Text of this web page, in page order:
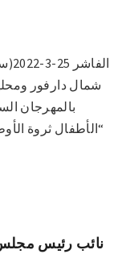
شمال دارفور
بالمهرجان
“الأطفال ثروة
نائب رئيس مجلس